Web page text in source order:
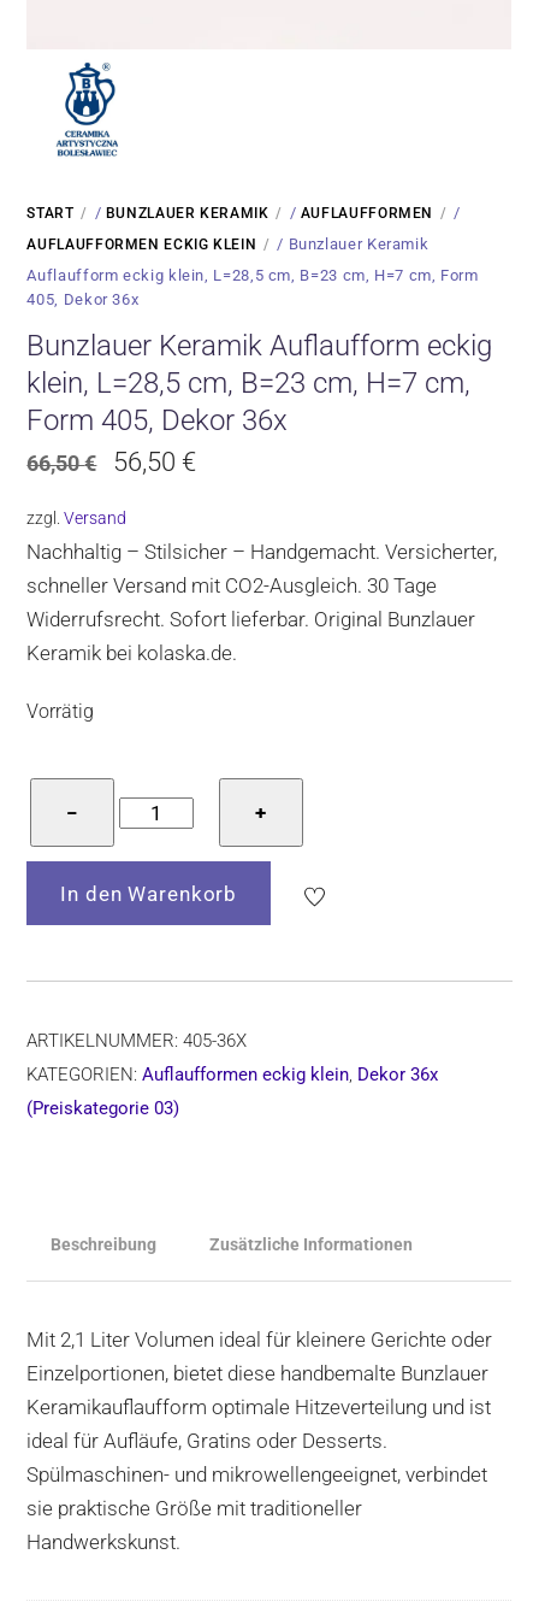
START / BUNZLAUER KERAMIK / AUFLAUFFORMEN /
AUFLAUFFORMEN ECKIG KLEIN
/ Bunzlauer Keramik
Auflaufform eckig klein, L=28,5 cm, B=23 cm, H=7 cm, Form
405, Dekor 36x
Bunzlauer Keramik Auflaufform eckig
klein, L=28,5 cm, B=23 cm, H=7 cm,
Form 405, Dekor 36x
66,50€
Ursprünglicher
war:
66,50 €
56,50 €Aktueller
56,50 €.
zzgl.Versand
Nachhaltig – Stilsicher – Handgemacht. Versicherter,
schneller Versand mit CO2-Ausgleich. 30 Tage
Widerrufsrecht. Sofort lieferbar. Original Bunzlauer
Keramik bei kolaska.de.
Vorrätig
−
Bunzlauer
Keramik
Auflaufform
eckig
klein,
B=23
cm,
H=7
Dekor
+
In den Warenkorb
ARTIKELNUMMER:405-36X
KATEGORIEN:Auflaufformen eckig klein, Dekor 36x
(Preiskategorie 03)
Beschreibung Zusätzliche Informationen
Mit 2,1 Liter Volumen ideal für kleinere Gerichte oder
Einzelportionen, bietet diese handbemalte Bunzlauer
Keramikauflaufform optimale Hitzeverteilung und ist
ideal für Aufläufe, Gratins oder Desserts.
Spülmaschinen- und mikrowellengeeignet, verbindet
sie praktische Größe mit traditioneller
Handwerkskunst.